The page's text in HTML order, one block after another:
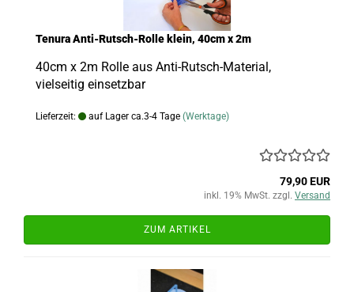
Tenura Anti-Rutsch-Rolle klein, 40cm x 2m
40cm x 2m Rolle aus Anti-Rutsch-Material,
vielseitig einsetzbar
Lieferzeit: auf Lager ca.3-4 Tage (Werktage)
79,90 EUR
inkl. 19% MwSt. zzgl. Versand
ZUM ARTIKEL